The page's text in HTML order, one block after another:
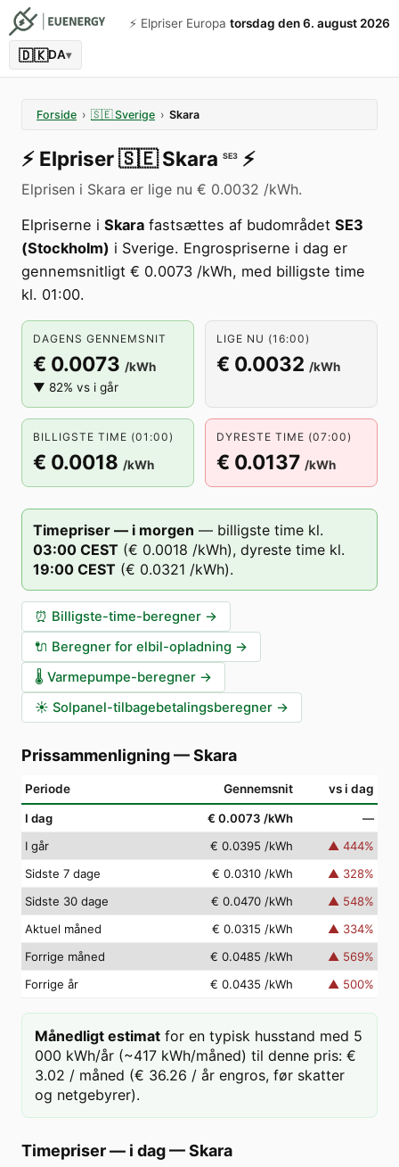
⚡️ Elpriser Europa torsdag den 6. august 2026
🇩🇰DA▾
Forside › 🇸🇪 Sverige › Skara
⚡️ Elpriser🇸🇪 Skara SE3 ⚡️
Elprisen i Skara er lige nu € 0.0032 /kWh.
Elpriserne i Skara fastsættes af budområdet SE3
(Stockholm) i Sverige. Engrospriserne i dag er
gennemsnitligt € 0.0073 /kWh, med billigste time
kl. 01:00.
DAGENS GENNEMSNIT
€ 0.0073 /kWh
▼ 82% vs i går
LIGE NU (16:00)
€ 0.0032 /kWh
BILLIGSTE TIME (01:00)
€ 0.0018 /kWh
DYRESTE TIME (07:00)
€ 0.0137 /kWh
Timepriser — i morgen — billigste time kl.
03:00 CEST (€ 0.0018 /kWh), dyreste time kl.
19:00 CEST (€ 0.0321 /kWh).
⏰ Billigste-time-beregner →
🔌 Beregner for elbil-opladning →
🌡️ Varmepumpe-beregner →
☀️ Solpanel-tilbagebetalingsberegner →
Prissammenligning—Skara
Periode Gennemsnit vs i dag
I dag € 0.0073 /kWh
—
I går
€ 0.0395 /kWh ▲ 444%
Sidste 7 dage
€ 0.0310 /kWh ▲ 328%
Sidste 30 dage
€ 0.0470 /kWh ▲ 548%
Aktuel måned
€ 0.0315 /kWh ▲ 334%
Forrige måned
€ 0.0485 /kWh ▲ 569%
Forrige år
€ 0.0435 /kWh ▲ 500%
Månedligt estimat for en typisk husstand med 5
000 kWh/år (~417 kWh/måned) til denne pris: €
3.02 / måned (€ 36.26 / år engros, før skatter
og netgebyrer).
Timepriser — i dag—Skara